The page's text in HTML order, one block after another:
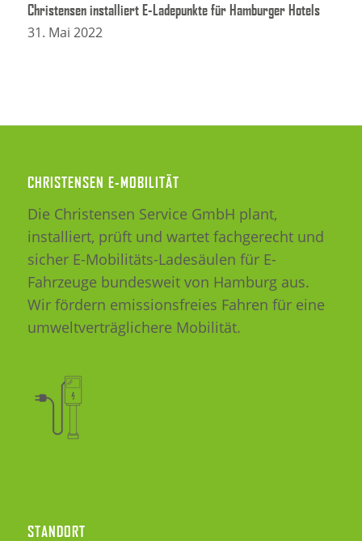
Christensen installiert E-Ladepunkte für Hamburger Hotels
31. Mai 2022
CHRISTENSEN E-MOBILITÄT
Die Christensen Service GmbH plant,
installiert, prüft und wartet fachgerecht und
sicher E-Mobilitäts-Ladesäulen für E-
Fahrzeuge bundesweit von Hamburg aus.
Wir fördern emissionsfreies Fahren für eine
umweltverträglichere Mobilität.
STANDORT